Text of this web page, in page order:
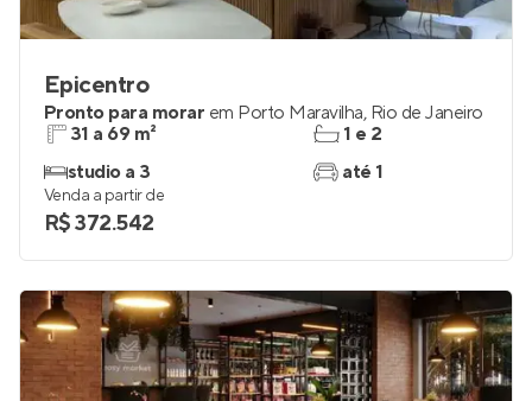
Epicentro
Pronto para morar em Porto Maravilha, Rio de Janeiro
31 a 69 m²
studio a 3
1 e 2
até 1
Venda a partir de
R$ 372.542